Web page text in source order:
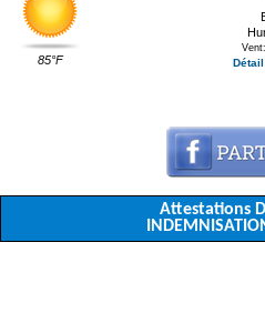
85°F
Attestations